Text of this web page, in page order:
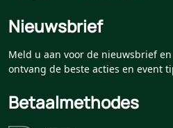
Nieuwsbrief
Meld u aan voor de nieuwsbrief en
ontvang de beste acties en event
Betaalmethodes